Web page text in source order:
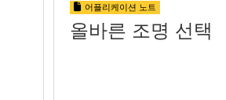
어플리케이션 노트
올바른 조명 선택